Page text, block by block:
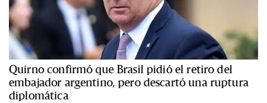
Quirno confirmó que Brasil pidió el retiro del
embajador argentino, pero descartó una ruptura
diplomática